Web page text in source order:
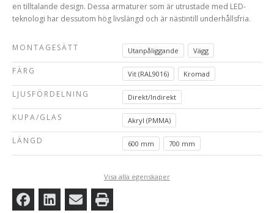
en tilltalande design. Dessa armaturer som är utrustade med LED-
teknologi har dessutom hög livslängd och är nästintill underhållsfria.
MONTAGESÄTT Utanpåliggande Vägg
FÄRG Vit (RAL9016) Kromad
LJUSFÖRDELNING Direkt/Indirekt
KUPA/GLAS Akryl (PMMA)
LÄNGD 600 mm 700 mm
Visa alla egenskaper